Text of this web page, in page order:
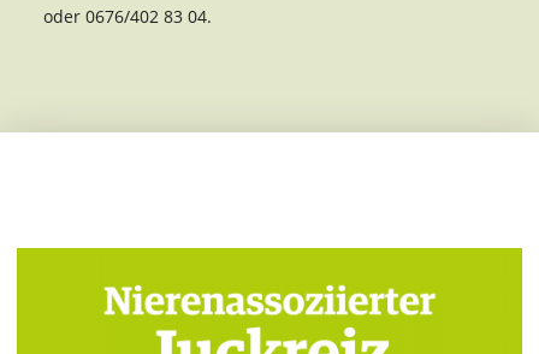
oder 0676/402 83 04.